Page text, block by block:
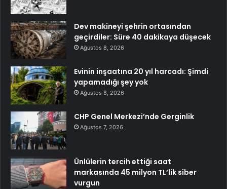
Dev makineyi şehrin ortasından
geçirdiler: Süre 40 dakikaya düşecek
Ağustos 8, 2026
Evinin inşaatına 20 yıl harcadı: Şimdi
yapamadığı şey yok
Ağustos 8, 2026
CHP Genel Merkezi’nde Gerginlik
Ağustos 7, 2026
Ünlülerin tercih ettiği saat
markasında 45 milyon TL’lik siber
vurgun